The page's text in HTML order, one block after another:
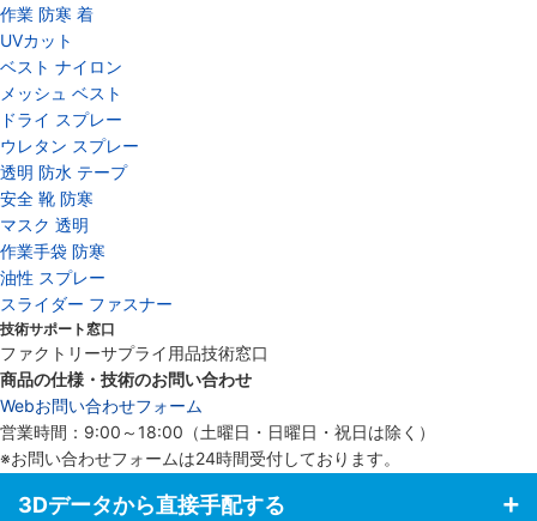
作業 防寒 着
UVカット
ベスト ナイロン
メッシュ ベスト
ドライ スプレー
ウレタン スプレー
透明 防水 テープ
安全 靴 防寒
マスク 透明
作業手袋 防寒
油性 スプレー
スライダー ファスナー
技術サポート窓口
ファクトリーサプライ用品技術窓口
商品の仕様・技術のお問い合わせ
Webお問い合わせフォーム
営業時間：9:00～18:00（土曜日・日曜日・祝日は除く）
※お問い合わせフォームは24時間受付しております。
3Dデータから直接手配する